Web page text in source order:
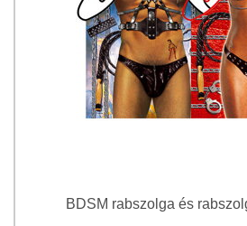
BDSM rabszolga és